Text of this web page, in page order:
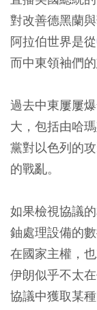
對改善德黑蘭
阿拉伯世界是從
而中東領袖們
過去中東屢屢
大，包括由哈
黨對以色列的
的戰亂。
如果檢視協議
鈾處理設備的
在國家主權，
伊朗似乎不太
協議中獲取某種